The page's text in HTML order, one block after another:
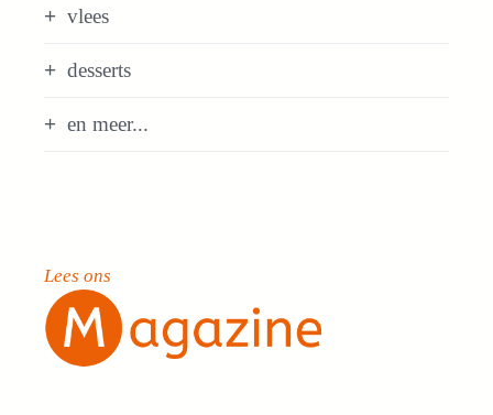
vlees
desserts
en meer...
Lees ons